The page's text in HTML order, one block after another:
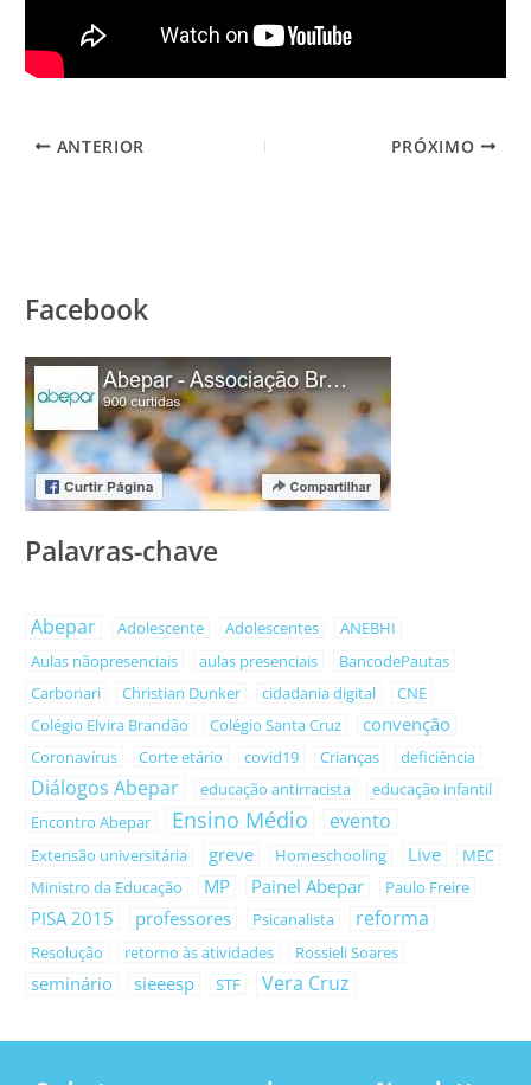
ANTERIOR PRÓXIMO
Facebook
Palavras-chave
Abepar Adolescente Adolescentes
ANEBHI
Aulas nãopresenciais
aulas presenciais
BancodePautas
Carbonari
Christian Dunker cidadania digital
CNE
Colégio Elvira Brandão
Colégio Santa Cruz convenção
Coronavírus Corte etário covid19 Crianças deficiência
Diálogos Abepar educação antirracista
educação infantil
Encontro Abepar
Ensino Médio evento
Extensão universitária greve Homeschooling Live
MEC
Ministro da Educação
MP Painel Abepar Paulo Freire
PISA 2015 professores Psicanalista reforma
Resolução retorno às atividades Rossieli Soares
seminário sieeesp STF Vera Cruz